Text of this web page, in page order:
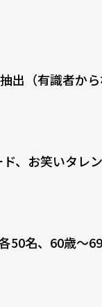
（有識者から
、お笑いタレ
50名、60歳～